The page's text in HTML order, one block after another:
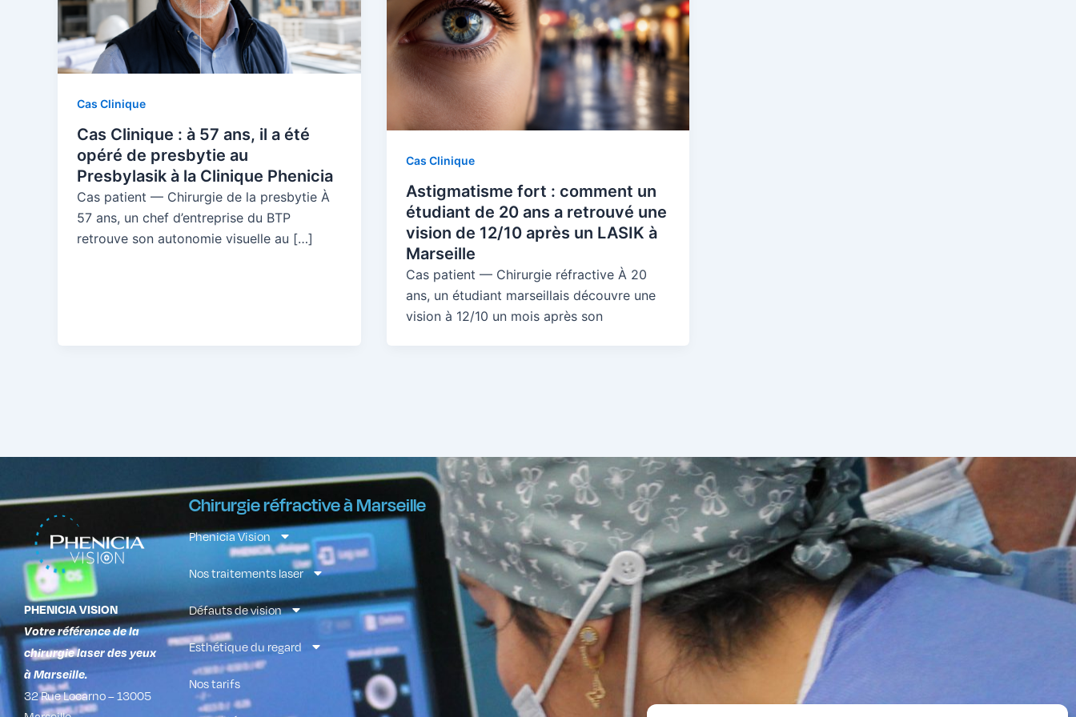
Cas Clinique
Cas Clinique : à 57 ans, il a été
opéré de presbytie au
Presbylasik à la Clinique Phenicia
Cas patient — Chirurgie de la presbytie À
57 ans, un chef d’entreprise du BTP
retrouve son autonomie visuelle au […]
Cas Clinique
Astigmatisme fort : comment un
étudiant de 20 ans a retrouvé une
vision de 12/10 après un LASIK à
Marseille
Cas patient — Chirurgie réfractive À 20
ans, un étudiant marseillais découvre une
vision à 12/10 un mois après son
PHENICIA VISION
Votre référence de la
chirurgie laser des yeux
à Marseille.
32 Rue Locarno – 13005
Chirurgie réfractive à Marseille
Phenicia Vision
Nos traitements laser
Défauts de vision
Esthétique du regard
Nos tarifs